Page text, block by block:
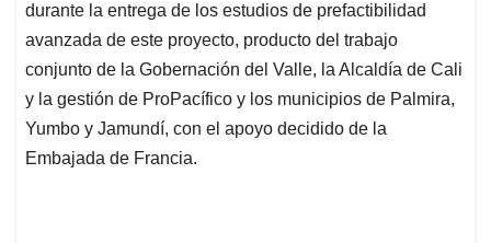
p
p
o
k
I
n
s
durante la entrega de los estudios de prefactibilidad
avanzada de este proyecto, producto del trabajo
conjunto de la Gobernación del Valle, la Alcaldía de Cali
y la gestión de ProPacífico y los municipios de Palmira,
Yumbo y Jamundí, con el apoyo decidido de la
Embajada de Francia.